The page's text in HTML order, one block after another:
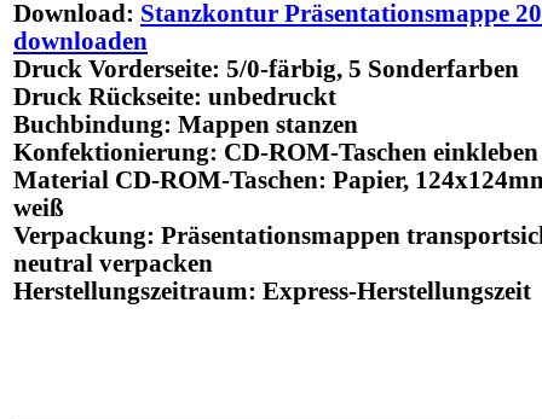
Download : Stanzkontur Präsentationsmappe 20
downloaden
Druck Vorderseite: 5/0-färbig, 5 Sonderfarben
Druck Rückseite: unbedruckt
Buchbindung: Mappen stanzen
Konfektionierung: CD-ROM-Taschen einkleben
Material CD-ROM-Taschen: Papier,
weiß
Verpackung: Präsentationsmappen
neutral verpacken
Herstellungszeitraum: Express-Herstellungszeit